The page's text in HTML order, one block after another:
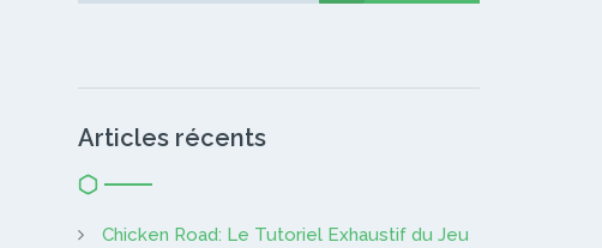
Articles récents
Chicken Road: Le Tutoriel Exhaustif du Jeu